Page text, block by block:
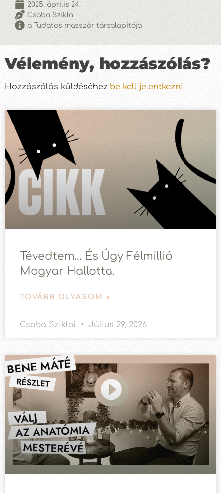
2025. április 24.
Csaba Sziklai
a Tudatos masszőr társalapítója
Vélemény, hozzászólás?
Hozzászólás küldéséhez be kell jelentkezni.
Tévedtem… És Úgy Félmillió
Magyar Hallotta.
TOVÁBB OLVASOM »
Csaba Sziklai Július 29, 2026